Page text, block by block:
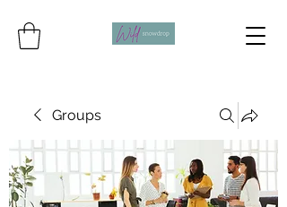
Groups